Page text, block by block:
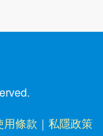
用條款 ｜ 私隱政策